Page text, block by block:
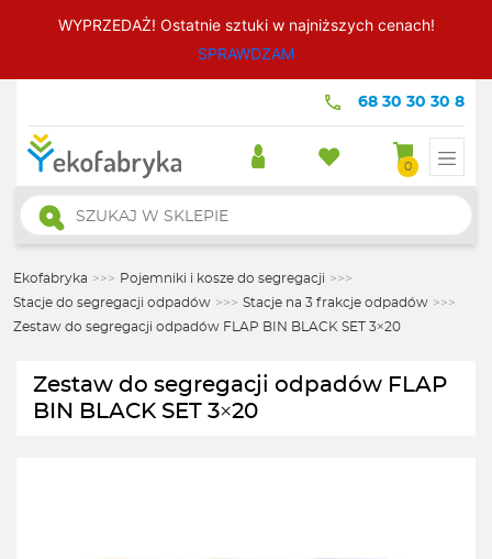
WYPRZEDAŻ! Ostatnie sztuki w najniższych cenach!
SPRAWDZAM
68 30 30 30 8
0
Wyszukiwarka
produktów
Ekofabryka >>> Pojemniki i kosze do segregacji >>>
Stacje do segregacji odpadów >>> Stacje na 3 frakcje odpadów >>>
Zestaw do segregacji odpadów FLAP BIN BLACK SET 3×20
Zestaw do segregacji odpadów FLAP
BIN BLACK SET 3×20